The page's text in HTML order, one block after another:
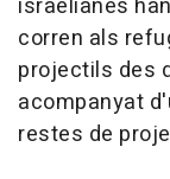
israelianes
corren als
projectils des
acompanyat
restes de